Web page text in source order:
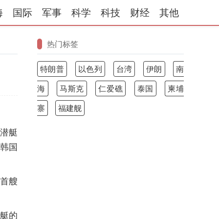
国际 军事 科学 科技 财经 其他
艇
国
艘
的
热门标签
特朗普 以色列 台湾 伊朗
南
海
马斯克 仁爱礁 泰国
柬埔
寨
福建舰